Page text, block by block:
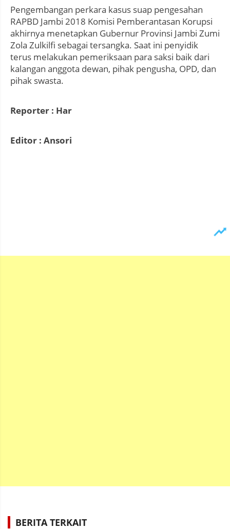
Pengembangan perkara kasus suap pengesahan
RAPBD Jambi 2018 Komisi Pemberantasan Korupsi
akhirnya menetapkan Gubernur Provinsi Jambi Zumi
Zola Zulkilfi sebagai tersangka. Saat ini penyidik
terus melakukan pemeriksaan para saksi baik dari
kalangan anggota dewan, pihak pengusha, OPD, dan
pihak swasta.
Reporter : Har
Editor : Ansori
BERITA TERKAIT